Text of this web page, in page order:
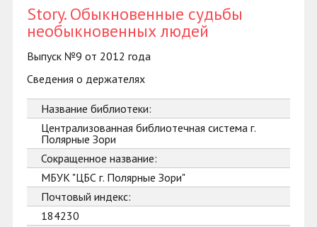
Story. Обыкновенные судьбы
необыкновенных людей
Выпуск №9 от 2012 года
Сведения о держателях
Название библиотеки:
Централизованная библиотечная система г.
Полярные Зори
Сокращенное название:
МБУК "ЦБС г. Полярные Зори"
Почтовый индекс:
184230